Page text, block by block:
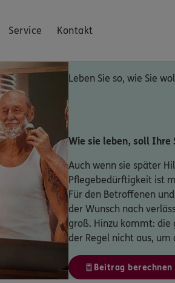
Service Kontakt
Leben Sie so, wie Sie
Wie sie leben, soll Ihre
Auch wenn sie später
Pflegebedürftigkeit ist
Für den Betroffenen
der Wunsch nach
groß. Hinzu kommt: die
der Regel nicht aus, um
Beitrag berechnen